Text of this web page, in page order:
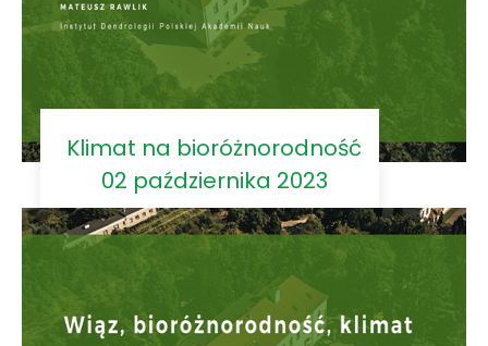
Klimat na bioróżnorodność
02 października 2023